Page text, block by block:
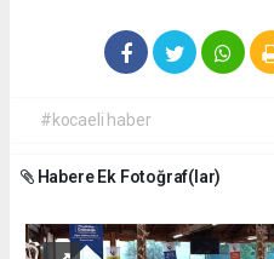
#kocaeli haber
Habere Ek Fotoğraf(lar)